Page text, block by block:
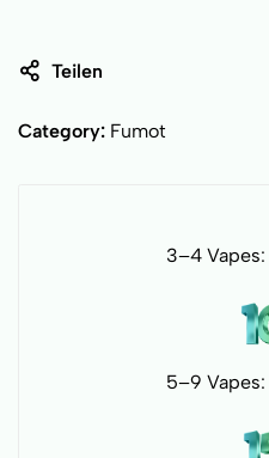
Teilen
Category: Fumot
3–4 Vapes:
5–9 Vapes: